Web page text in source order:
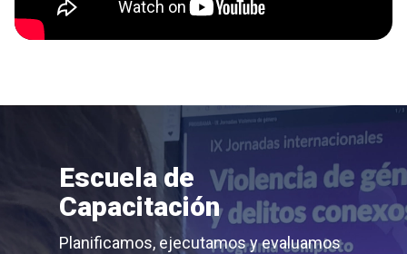
Escuela de
Capacitación
Planificamos, ejecutamos y evaluamos